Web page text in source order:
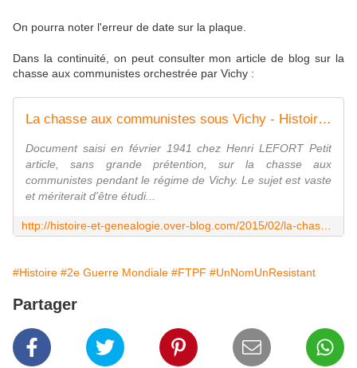
On pourra noter l'erreur de date sur la plaque.
Dans la continuité, on peut consulter mon article de blog sur la
chasse aux communistes orchestrée par Vichy :
La chasse aux communistes sous Vichy - Histoire et Généalogie
Document saisi en février 1941 chez Henri LEFORT Petit
article, sans grande prétention, sur la chasse aux
communistes pendant le régime de Vichy. Le sujet est vaste
et mériterait d'être étudi...
#Histoire #2e Guerre Mondiale #FTPF #UnNomUnResistant
Partager